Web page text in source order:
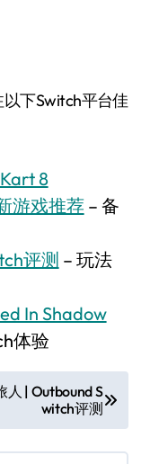
下Switch平台佳
8
游戏推荐– 备
评测 – 玩法
In Shadow
体验
人 | Outbound S
witch评测